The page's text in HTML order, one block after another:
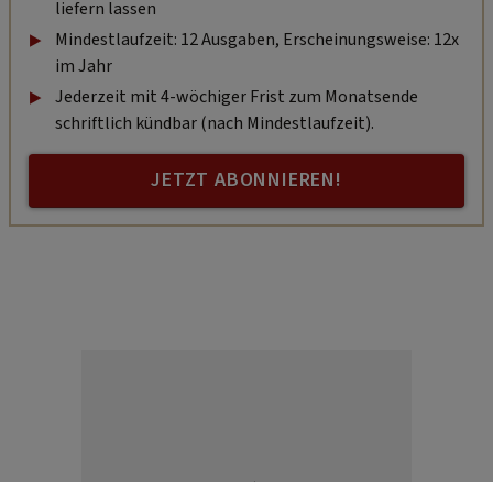
liefern lassen
Mindestlaufzeit: 12 Ausgaben, Erscheinungsweise: 12x
im Jahr
Jederzeit mit 4-wöchiger Frist zum Monatsende
schriftlich kündbar (nach Mindestlaufzeit).
JETZT ABONNIEREN!